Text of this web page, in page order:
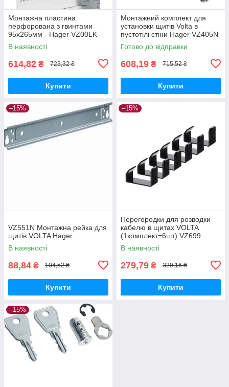
Монтажна пластина
перфорована з гвинтами
95х265мм - Hager VZ00LK
В наявності
614,82 ₴ 723,32 ₴
Купити
Монтажний комплект для
установки щитів Volta в
пустотілі стіни Hager VZ405N
Готово до відправки
608,19 ₴ 715,52 ₴
Купити
–15%
VZ551N Монтажна рейка для
щитів VOLTA Hager
В наявності
88,84 ₴ 104,52 ₴
Купити
–15%
Перегородки для розводки
кабелю в щитах VOLTA
(1комплект=6шт) VZ699
В наявності
279,79 ₴ 329,16 ₴
Купити
–15%